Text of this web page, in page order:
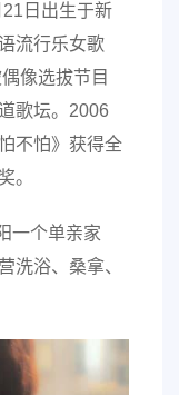
日出生于新
流行乐女歌
像选拔节目
歌坛。2006
不怕》获得全
。
一个单亲家
洗浴、桑拿、